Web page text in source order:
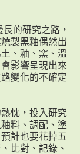
的研究之路，
製黑釉偶然出
、釉、窯、溫
影響呈現出來
變化的不確定
忱，投入研究
料、調配、塗
計也要花掉五
比對、記錄、